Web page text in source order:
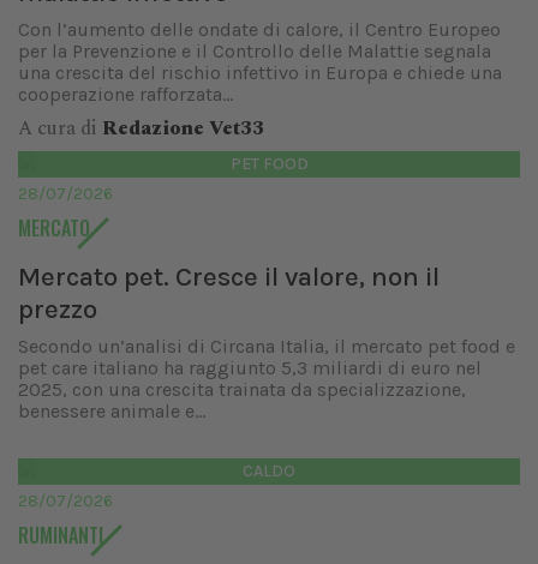
Con l’aumento delle ondate di calore, il Centro Europeo
per la Prevenzione e il Controllo delle Malattie segnala
una crescita del rischio infettivo in Europa e chiede una
cooperazione rafforzata...
A cura di Redazione Vet33
PET FOOD
28/07/2026
MERCATO
Mercato pet. Cresce il valore, non il
prezzo
Secondo un’analisi di Circana Italia, il mercato pet food e
pet care italiano ha raggiunto 5,3 miliardi di euro nel
2025, con una crescita trainata da specializzazione,
benessere animale e...
CALDO
28/07/2026
RUMINANTI